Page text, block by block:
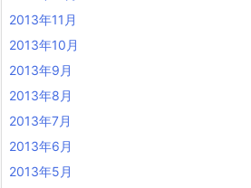
2013年11月
2013年10月
2013年9月
2013年8月
2013年7月
2013年6月
2013年5月